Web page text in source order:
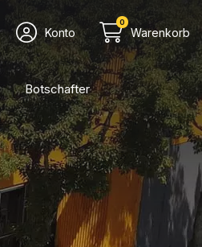
Konto
0
Warenkorb
Botschafter